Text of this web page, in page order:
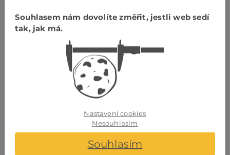
barevnostně sladěné příslušenství
Podlahová lišta
Souhlasem nám dovolíte změřit, jestli web sedí
tak, jak má.
Nastavení cookies
Nesouhlasím
Souhlasím